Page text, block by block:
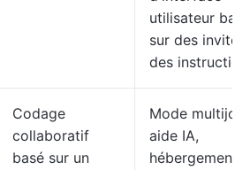
utilisateur
sur des invites
des
Codage
collaboratif
basé sur un
Mode
aide IA,
hébergement